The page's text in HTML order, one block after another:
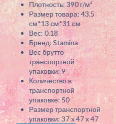
Плотность: 390 г/м²
Размер товара: 43.5
см*13 см*31 см
Вес: 0.18
Бренд: Stamina
Вес брутто
транспортной
упаковки: 9
Количество в
транспортной
упаковке: 50
Размер транспортной
упаковки: 37 x 47 x 47